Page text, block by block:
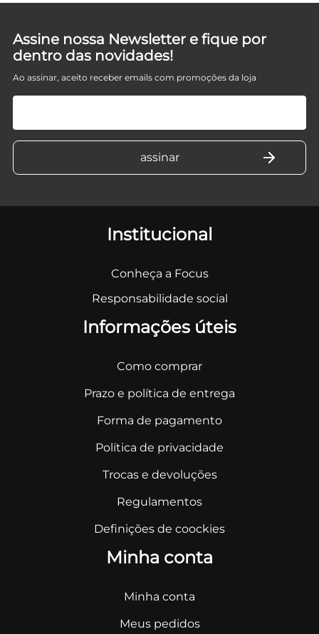
Assine nossa Newsletter e fique por
dentro das novidades!
Ao assinar, aceito receber emails com promoções da loja
Institucional
Conheça a Focus
Responsabilidade social
Informações úteis
Como comprar
Prazo e política de entrega
Forma de pagamento
Política de privacidade
Trocas e devoluções
Regulamentos
Definições de coockies
Minha conta
Minha conta
Meus pedidos